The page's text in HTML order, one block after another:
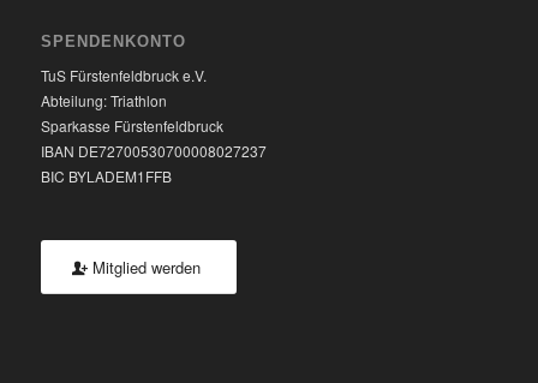
SPENDENKONTO
TuS Fürstenfeldbruck e.V.
Abteilung: Triathlon
Sparkasse Fürstenfeldbruck
IBAN DE72700530700008027237
BIC BYLADEM1FFB
Mitglied werden